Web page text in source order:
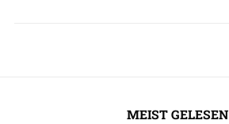
MEIST GELESEN